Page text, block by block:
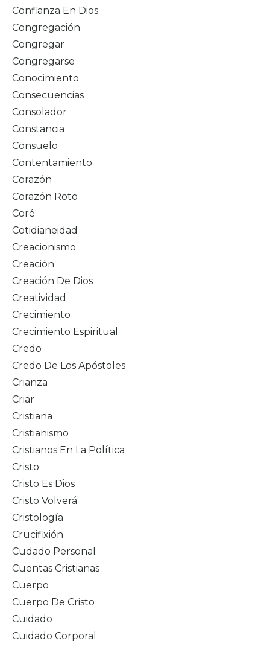
Confianza En Dios
Congregación
Congregar
Congregarse
Conocimiento
Consecuencias
Consolador
Constancia
Consuelo
Contentamiento
Corazón
Corazón Roto
Coré
Cotidianeidad
Creacionismo
Creación
Creación De Dios
Creatividad
Crecimiento
Crecimiento Espiritual
Credo
Credo De Los Apóstoles
Crianza
Criar
Cristiana
Cristianismo
Cristianos En La Política
Cristo
Cristo Es Dios
Cristo Volverá
Cristología
Crucifixión
Cudado Personal
Cuentas Cristianas
Cuerpo
Cuerpo De Cristo
Cuidado
Cuidado Corporal